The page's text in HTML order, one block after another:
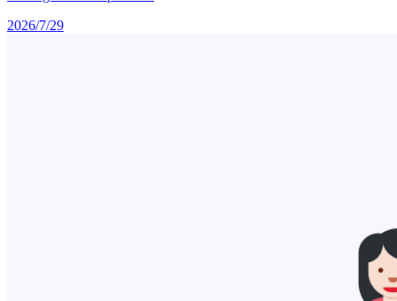
2026/7/29